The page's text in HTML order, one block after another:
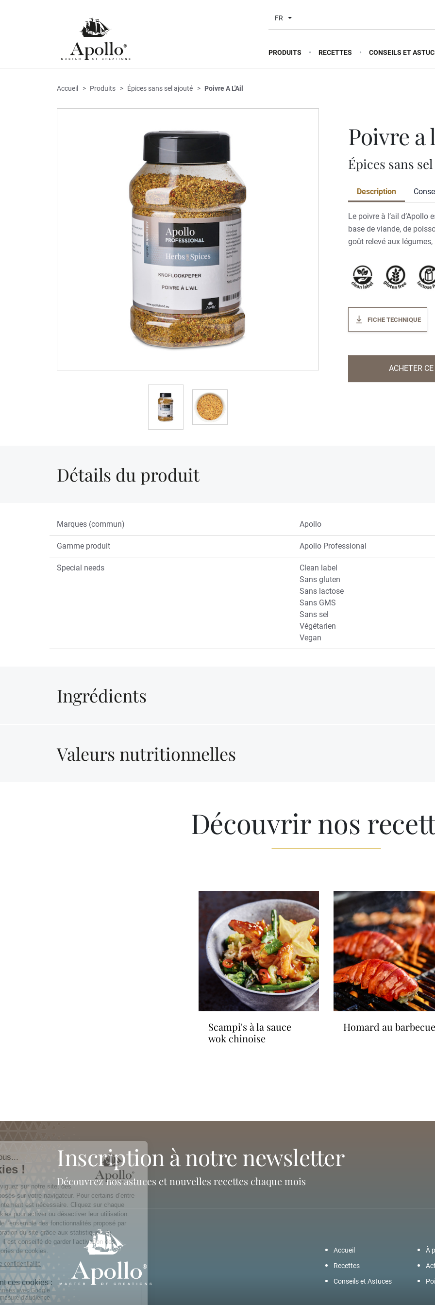
FR
PRODUITS RECETTES CONSEILS ET
Accueil Produits Épices sans sel ajouté Poivre A L'Ail
poivre
Épices sans
Description
Le poivre à l’ail
base de viande, de
goût relevé aux
FICHE TECHNIQUE
ACHETER
Détails du produit
Marques (commun) Apollo
Gamme produit Apollo Professional
Special needs
Clean label
Sans gluten
Sans lactose
Sans GMS
Sans sel
Végétarien
Vegan
Ingrédients
Valeurs nutritionnelles
Découvrir nos
scampi's à la sauce
wok chinoise
homard au barbecue
inscription à notre newsletter
Découvrez nos astuces et nouvelles recettes chaque mois
Accueil
Recettes
Conseils et Astuces
À